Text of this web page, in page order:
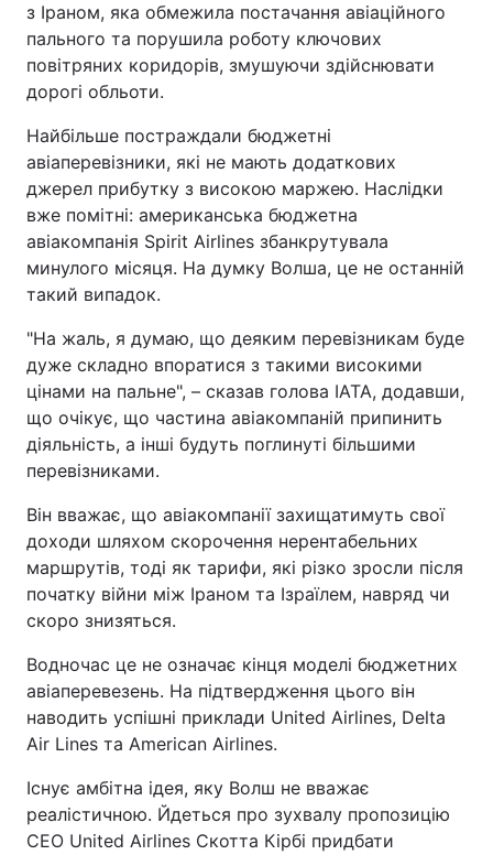
з Іраном, яка обмежила постачання авіаційного
пального та порушила роботу ключових
повітряних коридорів, змушуючи здійснювати
дорогі обльоти.
Найбільше постраждали бюджетні
авіаперевізники, які не мають додаткових
джерел прибутку з високою маржею. Наслідки
вже помітні: американська бюджетна
авіакомпанія Spirit Airlines збанкрутувала
минулого місяця. На думку Волша, це не останній
такий випадок.
"На жаль, я думаю, що деяким перевізникам буде
дуже складно впоратися з такими високими
цінами на пальне", – сказав голова IATA, додавши,
що очікує, що частина авіакомпаній припинить
діяльність, а інші будуть поглинуті більшими
перевізниками.
Він вважає, що авіакомпанії захищатимуть свої
доходи шляхом скорочення нерентабельних
маршрутів, тоді як тарифи, які різко зросли після
початку війни між Іраном та Ізраїлем, навряд чи
скоро знизяться.
Водночас це не означає кінця моделі бюджетних
авіаперевезень. На підтвердження цього він
наводить успішні приклади United Airlines, Delta
Air Lines та American Airlines.
Існує амбітна ідея, яку Волш не вважає
реалістичною. Йдеться про зухвалу пропозицію
CEO United Airlines Скотта Кірбі придбати